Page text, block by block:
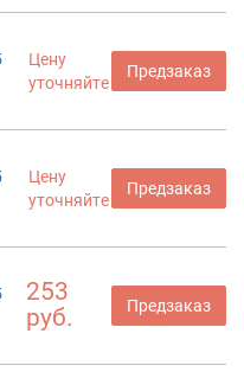
Цену
уточняйте
Предзаказ
Цену
уточняйте
Предзаказ
253
руб.
Предзаказ